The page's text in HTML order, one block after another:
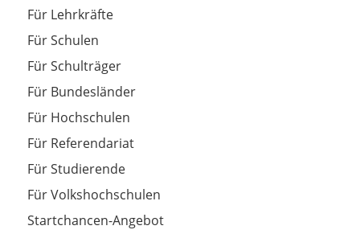
Für Lehrkräfte
Für Schulen
Für Schulträger
Für Bundesländer
Für Hochschulen
Für Referendariat
Für Studierende
Für Volkshochschulen
Startchancen-Angebot